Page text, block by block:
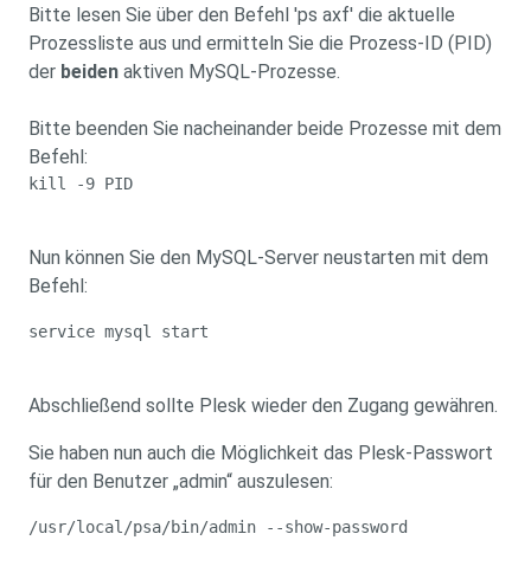
Bitte lesen Sie über den Befehl 'ps axf' die aktuelle
Prozessliste aus und ermitteln Sie die Prozess-ID (PID)
der beiden aktiven MySQL-Prozesse.
Bitte beenden Sie nacheinander beide Prozesse mit dem
Befehl:
kill -9 PID
Nun können Sie den MySQL-Server neustarten mit dem
Befehl:
service mysql start
Abschließend sollte Plesk wieder den Zugang gewähren.
Sie haben nun auch die Möglichkeit das Plesk-Passwort
für den Benutzer „admin“ auszulesen:
/usr/local/psa/bin/admin --show-password